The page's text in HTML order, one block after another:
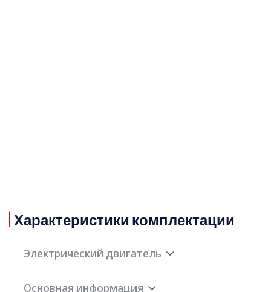
Характеристики комплектации
Электрический двигатель
Основная информация